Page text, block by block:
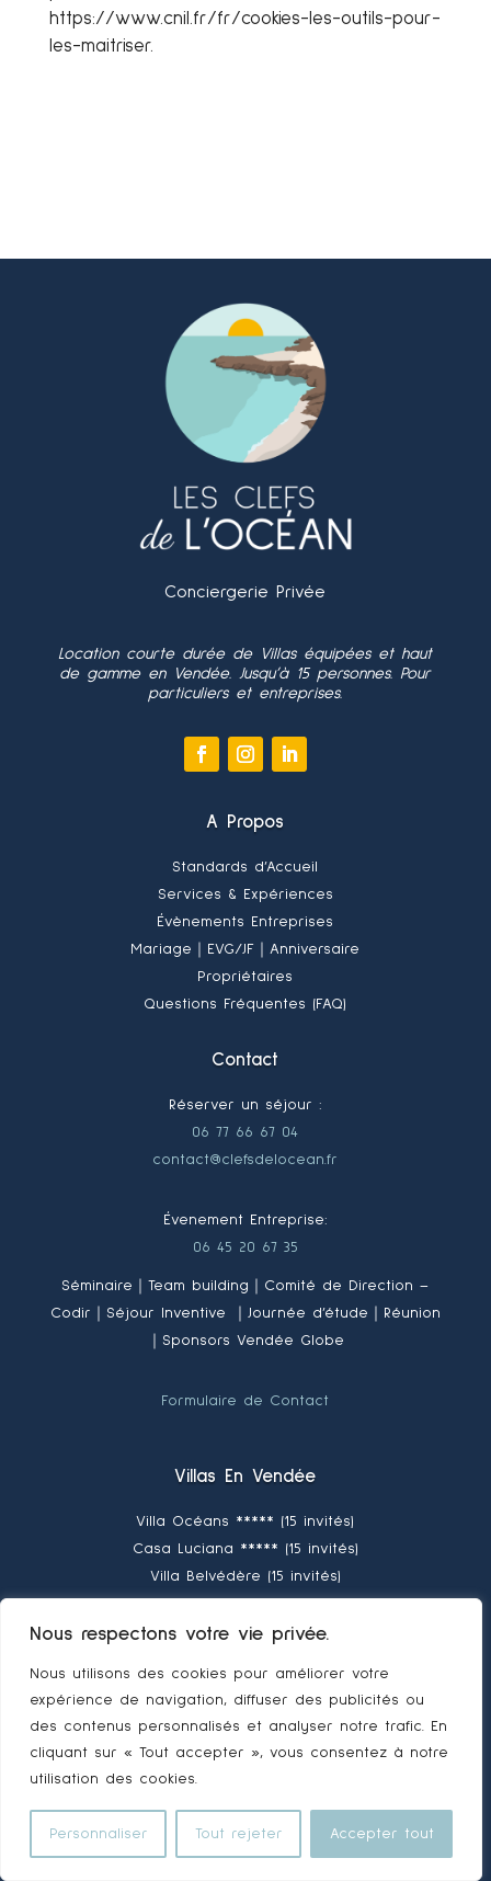
Nous respectons votre vie privée.
Nous utilisons des cookies pour améliorer votre
expérience de navigation, diffuser des publicités ou
des contenus personnalisés et analyser notre trafic. En
cliquant sur « Tout accepter », vous consentez à notre
utilisation des cookies.
Personnaliser Tout rejeter Accepter tout
https://www.cnil.fr/fr/cookies-les-outils-pour-
les-maitriser.
Conciergerie Privée
Location courte durée de Villas équipées et haut
de gamme en Vendée. Jusqu’à 15 personnes. Pour
particuliers et entreprises.
A Propos
Standards d’Accueil
Services & Expériences
Évènements Entreprises
Mariage
｜EVG/JF ｜Anniversaire
Propriétaires
Questions Fréquentes (FAQ)
Contact
Réserver un séjour :
06 77 66 67 04
contact@clefsdelocean.fr
Évenement Entreprise:
06 45 20 67 35
Séminaire｜Team building｜Comité de Direction –
Codir｜Séjour Inventive ｜Journée d’étude｜Réunion
｜Sponsors Vendée Globe
Formulaire de Contact
Villas En Vendée
Villa Océans ***** (15 invités)
Casa Luciana ***** (15 invités)
Villa Belvédère (15 invités)
Villa Ker Tesson (10 invités
Villa Pinède (8 invités)
Les Bains de mer SGXV
La Villa (6 invités)
La Maison (4-6 invités)
Le Cocon (2-4 invités)